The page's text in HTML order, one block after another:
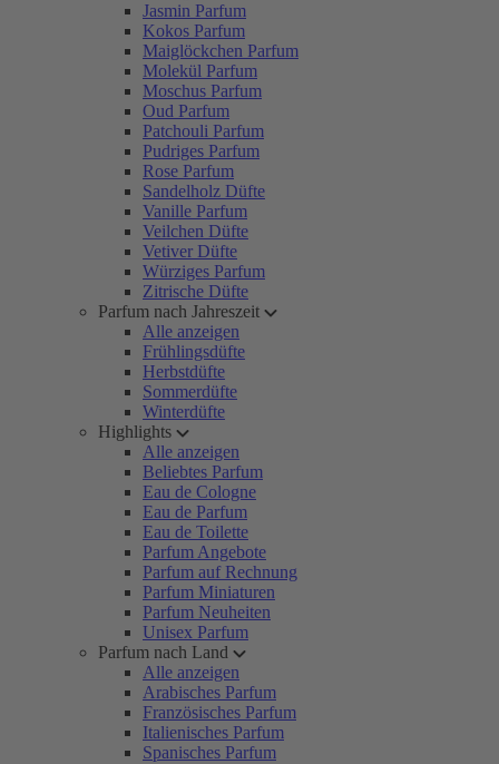
Jasmin Parfum
Kokos Parfum
Maiglöckchen Parfum
Molekül Parfum
Moschus Parfum
Oud Parfum
Patchouli Parfum
Pudriges Parfum
Rose Parfum
Sandelholz Düfte
Vanille Parfum
Veilchen Düfte
Vetiver Düfte
Würziges Parfum
Zitrische Düfte
Parfum nach Jahreszeit
Alle anzeigen
Frühlingsdüfte
Herbstdüfte
Sommerdüfte
Winterdüfte
Highlights
Alle anzeigen
Beliebtes Parfum
Eau de Cologne
Eau de Parfum
Eau de Toilette
Parfum Angebote
Parfum auf Rechnung
Parfum Miniaturen
Parfum Neuheiten
Unisex Parfum
Parfum nach Land
Alle anzeigen
Arabisches Parfum
Französisches Parfum
Italienisches Parfum
Spanisches Parfum